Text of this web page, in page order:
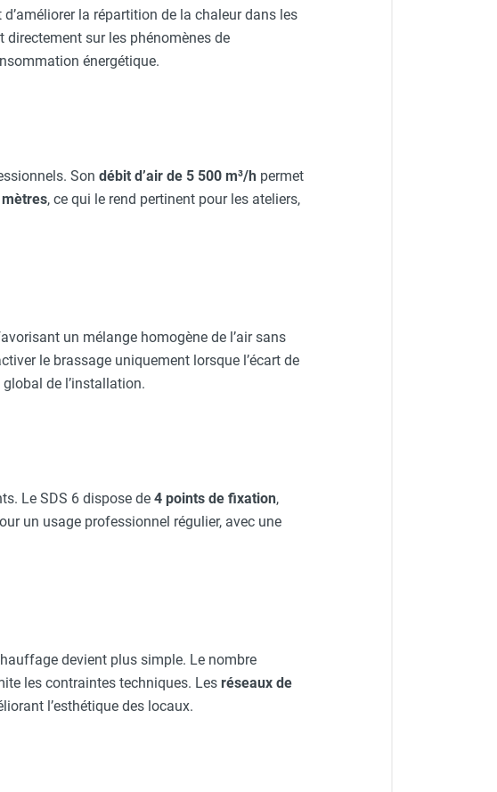
- SEET
d’améliorer la répartition de la chaleur dans les
sur les phénomènes de
énergétique.
Son débit d’air de 5 500 m³/h permet
, ce qui le rend pertinent pour les ateliers,
un mélange homogène de l’air sans
le brassage uniquement lorsque l’écart de
de l’installation.
Le SDS 6 dispose de 4 points de fixation,
un usage professionnel régulier, avec une
devient plus simple. Le nombre
les contraintes techniques. Les réseaux de
l’esthétique des locaux.